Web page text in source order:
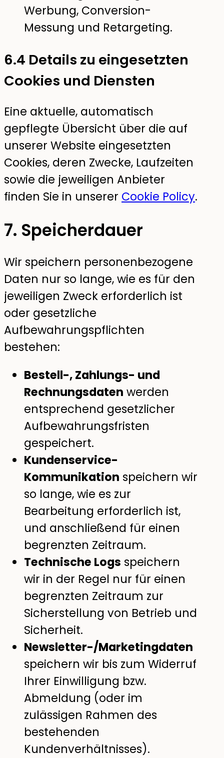
Werbung, Conversion-
Messung und Retargeting.
6.4 Details zu eingesetzten
Cookies und Diensten
Eine aktuelle, automatisch
gepflegte Übersicht über die auf
unserer Website eingesetzten
Cookies, deren Zwecke, Laufzeiten
sowie die jeweiligen Anbieter
finden Sie in unserer Cookie Policy.
7. Speicherdauer
Wir speichern personenbezogene
Daten nur so lange, wie es für den
jeweiligen Zweck erforderlich ist
oder gesetzliche
Aufbewahrungspflichten
bestehen:
Bestell-, Zahlungs- und
Rechnungsdaten werden
entsprechend gesetzlicher
Aufbewahrungsfristen
gespeichert.
Kundenservice-
Kommunikation speichern wir
so lange, wie es zur
Bearbeitung erforderlich ist,
und anschließend für einen
begrenzten Zeitraum.
Technische Logs speichern
wir in der Regel nur für einen
begrenzten Zeitraum zur
Sicherstellung von Betrieb und
Sicherheit.
Newsletter-/Marketingdaten
speichern wir bis zum Widerruf
Ihrer Einwilligung bzw.
Abmeldung (oder im
zulässigen Rahmen des
bestehenden
Kundenverhältnisses).